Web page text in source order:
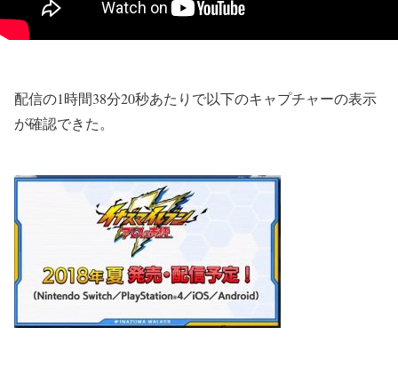
配信の1時間38分20秒あたりで以下のキャプチャーの表示
が確認できた。